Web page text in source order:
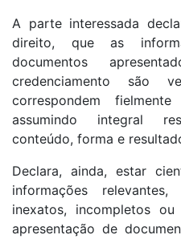
A parte interessada
direito, que as
documentos
credenciamento são
correspondem
assumindo integral
conteúdo, forma e
Declara, ainda, estar
informações
inexatos, incompletos
apresentação de